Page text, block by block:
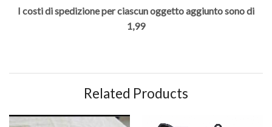
I costi di spedizione per ciascun oggetto aggiunto sono di
1,99
Related Products